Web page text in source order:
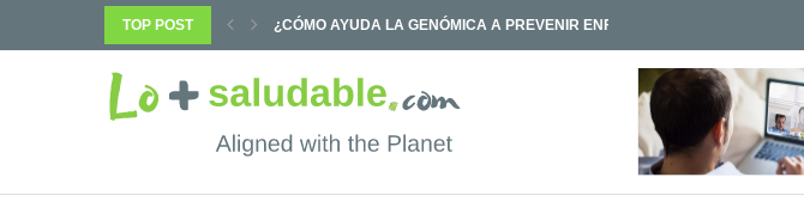
TOP POST
ENFERMEDADES Y... ¿POR QUÉ SABEMOS TANTO Y CAMBIAMOS TAN POCO?